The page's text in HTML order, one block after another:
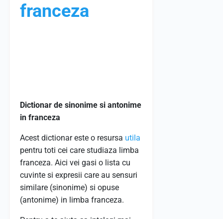
franceza
Dictionar de sinonime si antonime
in franceza
Acest dictionar este o resursa utila
pentru toti cei care studiaza limba
franceza. Aici vei gasi o lista cu
cuvinte si expresii care au sensuri
similare (sinonime) si opuse
(antonime) in limba franceza.